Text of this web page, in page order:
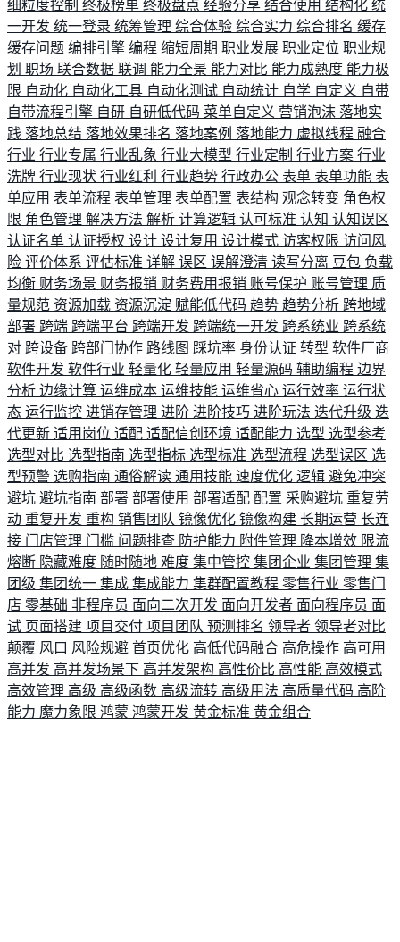
细粒度控制 终极榜单 终极盘点 经验分享 结合使用 结构化 统
一开发 统一登录 统筹管理 综合体验 综合实力 综合排名 缓存
缓存问题 编排引擎 编程 缩短周期 职业发展 职业定位 职业规
划 职场 联合数据 联调 能力全景 能力对比 能力成熟度 能力极
限 自动化 自动化工具 自动化测试 自动统计 自学 自定义 自带
自带流程引擎 自研 自研低代码 菜单自定义 营销泡沫 落地实
践 落地总结 落地效果排名 落地案例 落地能力 虚拟线程 融合
行业 行业专属 行业乱象 行业大模型 行业定制 行业方案 行业
洗牌 行业现状 行业红利 行业趋势 行政办公 表单 表单功能 表
单应用 表单流程 表单管理 表单配置 表结构 观念转变 角色权
限 角色管理 解决方法 解析 计算逻辑 认可标准 认知 认知误区
认证名单 认证授权 设计 设计复用 设计模式 访客权限 访问风
险 评价体系 评估标准 详解 误区 误解澄清 读写分离 豆包 负载
均衡 财务场景 财务报销 财务费用报销 账号保护 账号管理 质
量规范 资源加载 资源沉淀 赋能低代码 趋势 趋势分析 跨地域
部署 跨端 跨端平台 跨端开发 跨端统一开发 跨系统业 跨系统
对 跨设备 跨部门协作 路线图 踩坑率 身份认证 转型 软件厂商
软件开发 软件行业 轻量化 轻量应用 轻量源码 辅助编程 边界
分析 边缘计算 运维成本 运维技能 运维省心 运行效率 运行状
态 运行监控 进销存管理 进阶 进阶技巧 进阶玩法 迭代升级 迭
代更新 适用岗位 适配 适配信创环境 适配能力 选型 选型参考
选型对比 选型指南 选型指标 选型标准 选型流程 选型误区 选
型预警 选购指南 通俗解读 通用技能 速度优化 逻辑 避免冲突
避坑 避坑指南 部署 部署使用 部署适配 配置 采购避坑 重复劳
动 重复开发 重构 销售团队 镜像优化 镜像构建 长期运营 长连
接 门店管理 门槛 问题排查 防护能力 附件管理 降本增效 限流
熔断 隐藏难度 随时随地 难度 集中管控 集团企业 集团管理 集
团级 集团统一 集成 集成能力 集群配置教程 零售行业 零售门
店 零基础 非程序员 面向二次开发 面向开发者 面向程序员 面
试 页面搭建 项目交付 项目团队 预测排名 领导者 领导者对比
颠覆 风口 风险规避 首页优化 高低代码融合 高危操作 高可用
高并发 高并发场景下 高并发架构 高性价比 高性能 高效模式
高效管理 高级 高级函数 高级流转 高级用法 高质量代码 高阶
能力 魔力象限 鸿蒙 鸿蒙开发 黄金标准 黄金组合